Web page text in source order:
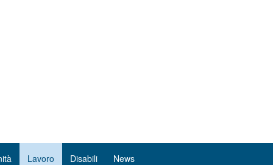
Lavoro Disabili News